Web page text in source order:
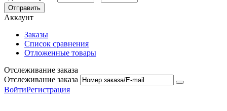
Отправить
Аккаунт
Заказы
Список сравнения
Отложенные товары
Отслеживание заказа
Отслеживание заказа
ВойтиРегистрация